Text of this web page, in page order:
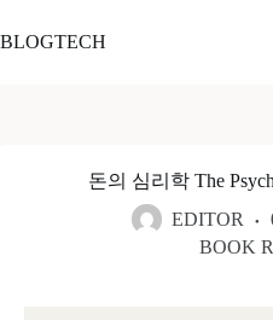
문
BLOGTECH
돈의 심리학 The
EDITOR
BOOK